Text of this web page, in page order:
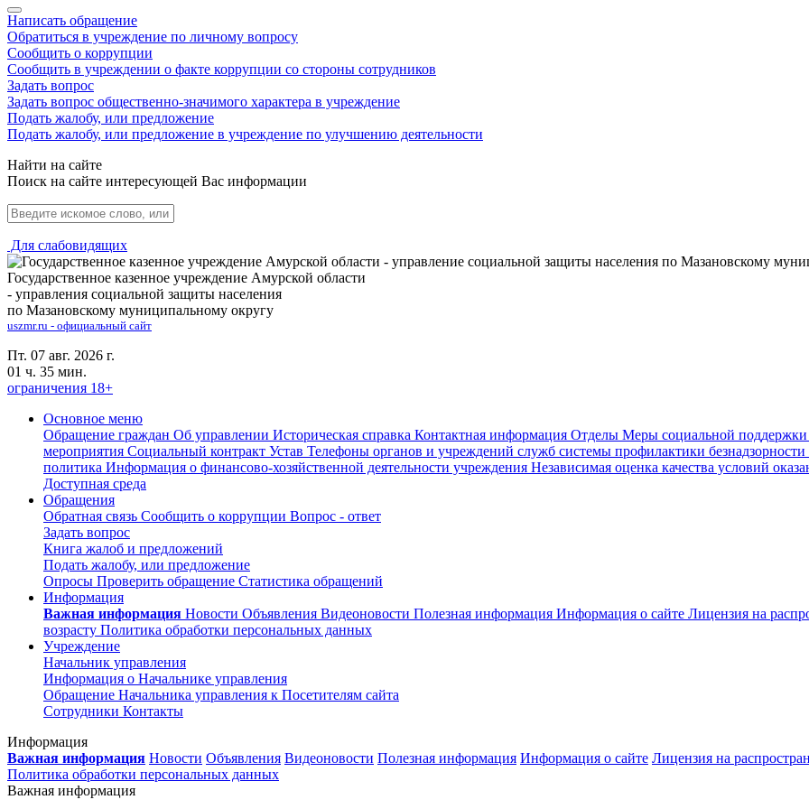
Написать обращение
Обратиться в учреждение по личному вопросу
Сообщить о коррупции
Сообщить в учреждении о факте коррупции со стороны сотрудников
Задать вопрос
Задать вопрос общественно-значимого характера в учреждение
Подать жалобу, или предложение
Подать жалобу, или предложение в учреждение по улучшению деятельности
Найти на сайте
Поиск на сайте интересующей Вас информации
Для слабовидящих
Государственное казенное учреждение Амурской области
- управления социальной защиты населения
по Мазановскому муниципальному округу
uszmr.ru - официальный сайт
Пт. 07 авг. 2026 г.
01 ч. 35 мин.
ограничения 18+
Основное меню
Обращение граждан Об управлении Историческая справка Контактная информация Отделы Меры социальной поддержки
мероприятия Социальный контракт Устав Телефоны органов и учреждений служб системы профилактики безнадзорности
политика Информация о финансово-хозяйственной деятельности учреждения Независимая оценка качества условий
Доступная среда
Обращения
Обратная связь Сообщить о коррупции Вопрос - ответ
Задать вопрос
Книга жалоб и предложений
Подать жалобу, или предложение
Опросы Проверить обращение Статистика обращений
Информация
Важная информация Новости Объявления Видеоновости Полезная информация Информация о сайте Лицензия на
возрасту Политика обработки персональных данных
Учреждение
Начальник управления
Информация о Начальнике управления
Обращение Начальника управления к Посетителям сайта
Сотрудники Контакты
Информация
Важная информация Новости Объявления Видеоновости Полезная информация Информация о сайте Лицензия на
Политика обработки персональных данных
Важная информация